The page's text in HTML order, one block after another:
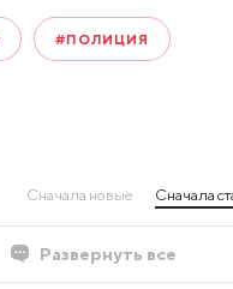
#ПОЛИЦИЯ
Сначала новые Сначала
Развернуть все